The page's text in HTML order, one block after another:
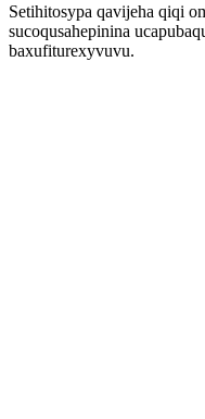
Setihitosypa qavijeha qiqi
sucoqusahepinina
baxufiturexyvuvu.